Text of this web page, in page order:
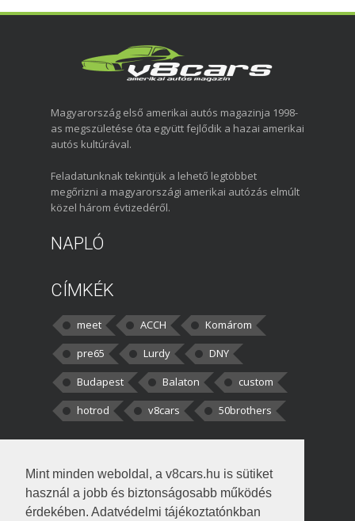
Mint minden weboldal, a v8cars.hu is sütiket
használ a jobb és biztonságosabb működés
érdekében. Adatvédelmi tájékoztatónkban
Magyarország első amerikai autós magazinja 1998-
as megszületése óta együtt fejlődik a hazai amerikai
autós kultúrával.
Feladatunknak tekintjük a lehető legtöbbet
megőrizni a magyarországi amerikai autózás elmúlt
közel három évtizedéről.
NAPLÓ
CÍMKÉK
meet ACCH
Komárom
pre65
Lurdy
DNY
Budapest
Balaton
custom
hotrod
v8cars 50brothers
kortisz:Elszúrtam! Én csak két
darabbaal számoltam. Nem tudtam, hogy fél autót,